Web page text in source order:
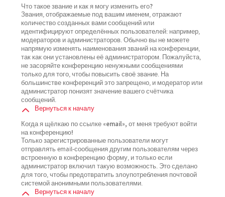
Что такое звание и как я могу изменить его?
Звания, отображаемые под вашим именем, отражают
количество созданных вами сообщений или
идентифицируют определённых пользователей: например,
модераторов и администраторов. Обычно вы не можете
напрямую изменять наименования званий на конференции,
так как они установлены её администратором. Пожалуйста,
не засоряйте конференцию ненужными сообщениями
только для того, чтобы повысить своё звание. На
большинстве конференций это запрещено, и модератор или
администратор понизят значение вашего счётчика
сообщений.
Вернуться к началу
Когда я щёлкаю по ссылке «email», от меня требуют войти
на конференцию!
Только зарегистрированные пользователи могут
отправлять email-сообщения другим пользователям через
встроенную в конференцию форму, и только если
администратор включил такую возможность. Это сделано
для того, чтобы предотвратить злоупотребления почтовой
системой анонимными пользователями.
Вернуться к началу